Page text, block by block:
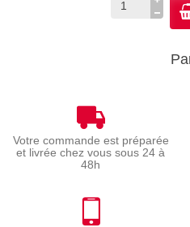
Votre commande est préparée
et livrée chez vous sous 24 à
48h